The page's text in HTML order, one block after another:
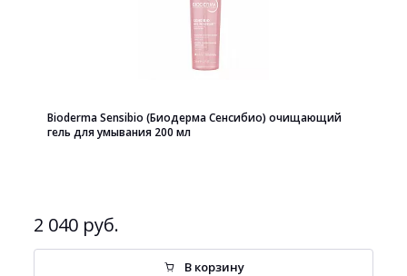
Bioderma Sensibio (Биодерма Сенсибио) очищающий
гель для умывания 200 мл
2 040 руб.
В корзину